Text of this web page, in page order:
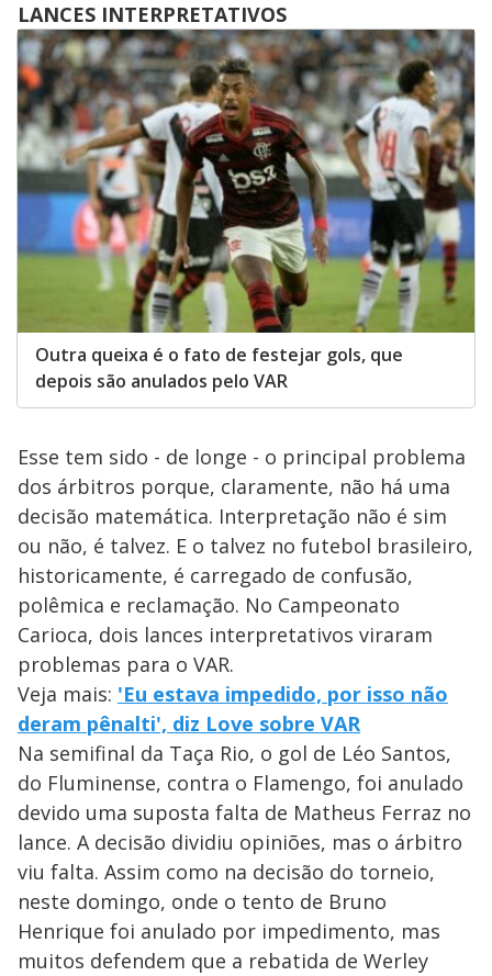
LANCES INTERPRETATIVOS
Outra queixa é o fato de festejar gols, que
depois são anulados pelo VAR
Esse tem sido - de longe - o principal problema
dos árbitros porque, claramente, não há uma
decisão matemática. Interpretação não é sim
ou não, é talvez. E o talvez no futebol brasileiro,
historicamente, é carregado de confusão,
polêmica e reclamação. No Campeonato
Carioca, dois lances interpretativos viraram
problemas para o VAR.
Veja mais: 'Eu estava impedido, por isso não
deram pênalti', diz Love sobre VAR
Na semifinal da Taça Rio, o gol de Léo Santos,
do Fluminense, contra o Flamengo, foi anulado
devido uma suposta falta de Matheus Ferraz no
lance. A decisão dividiu opiniões, mas o árbitro
viu falta. Assim como na decisão do torneio,
neste domingo, onde o tento de Bruno
Henrique foi anulado por impedimento, mas
muitos defendem que a rebatida de Werley